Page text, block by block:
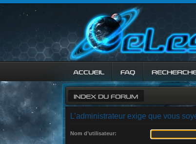
ACCUEIL FAQ
INDEX DU FORUM
L’administrateur exige que vous
Nom d’utilisateur: